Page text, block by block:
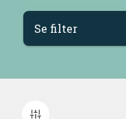
Se filter